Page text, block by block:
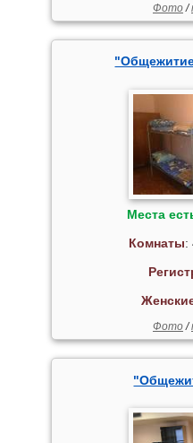
Фото/
Места
Комнаты:
Фото/